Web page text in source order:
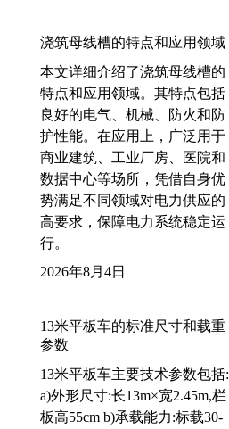
浇筑母线槽的特点和应用领域
本文详细介绍了浇筑母线槽的
特点和应用领域。其特点包括
良好的电气、机械、防火和防
护性能。在应用上，广泛用于
商业建筑、工业厂房、医院和
数据中心等场所，凭借自身优
势满足不同领域对电力供应的
高要求，保障电力系统稳定运
行。
2026年8月4日
13米平板车的标准尺寸和载重
参数
13米平板车主要技术参数包括:
a)外形尺寸:长13m×宽2.45m,栏
板高55cm b)承载能力:标载30-